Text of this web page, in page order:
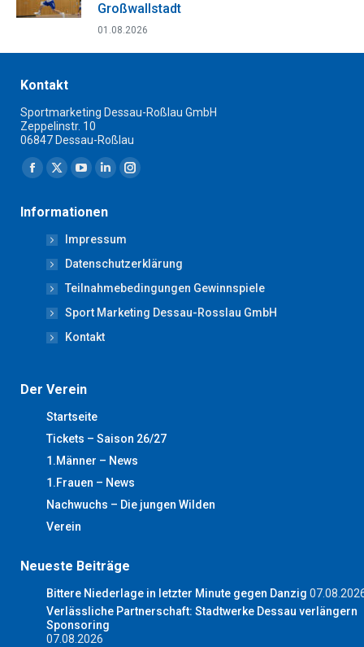
Großwallstadt
01.08.2026
Kontakt
Sportmarketing Dessau-Roßlau GmbH
Zeppelinstr. 10
06847 Dessau-Roßlau
Finden Sie uns auf:
Facebook
opens
new
window
X
opens
in
new
window
YouTube
opens
in
new
window
Linkedin
opens
in
new
window
Instagram
new
window
Informationen
Impressum
Datenschutzerklärung
Teilnahmebedingungen Gewinnspiele
Sport Marketing Dessau-Rosslau GmbH
Kontakt
Der Verein
Startseite
Tickets – Saison 26/27
1.Männer – News
1.Frauen – News
Nachwuchs – Die jungen Wilden
Verein
Neueste Beiträge
Bittere Niederlage in letzter Minute gegen Danzig
Verlässliche Partnerschaft: Stadtwerke Dessau verlängern
Sponsoring
07.08.2026